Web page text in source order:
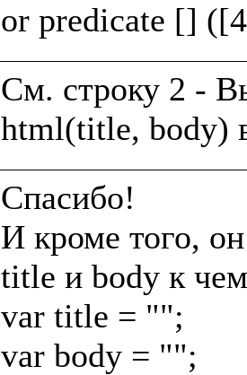
См. строку 2 -
Спасибо!
И кроме того,
title и body к
var title = "";
var body = "";